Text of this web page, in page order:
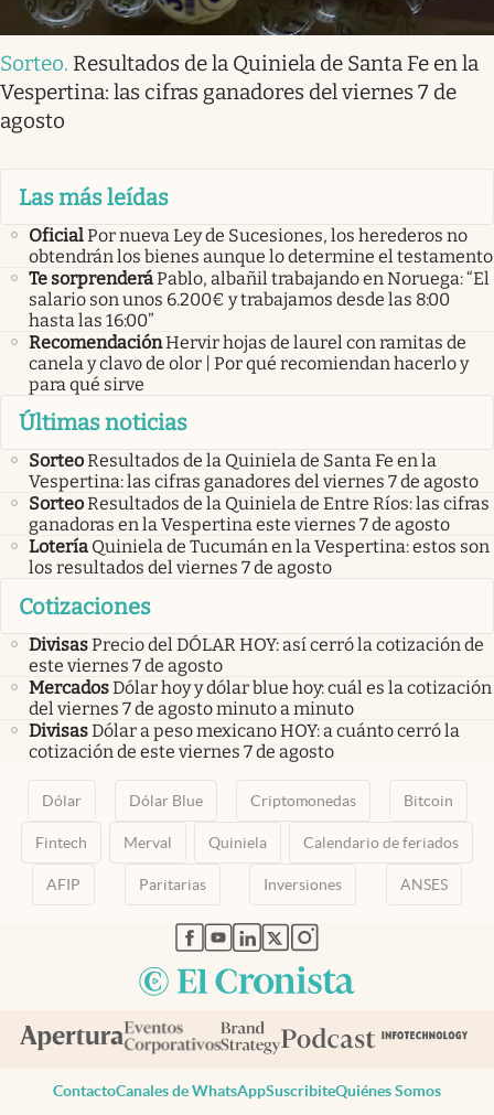
Sorteo. Resultados de la Quiniela de Santa Fe en la
Vespertina: las cifras ganadores del viernes 7 de
agosto
Las más leídas
OficialPor nueva Ley de Sucesiones, los herederos no
obtendrán los bienes aunque lo determine el testamento
Te sorprenderáPablo, albañil trabajando en Noruega: “El
salario son unos 6.200€ y trabajamos desde las 8:00
hasta las 16:00”
RecomendaciónHervir hojas de laurel con ramitas de
canela y clavo de olor | Por qué recomiendan hacerlo y
para qué sirve
Últimas noticias
SorteoResultados de la Quiniela de Santa Fe en la
Vespertina: las cifras ganadores del viernes 7 de agosto
SorteoResultados de la Quiniela de Entre Ríos: las cifras
ganadoras en la Vespertina este viernes 7 de agosto
Lotería Quiniela de Tucumán en la Vespertina: estos son
los resultados del viernes 7 de agosto
Cotizaciones
DivisasPrecio del DÓLAR HOY: así cerró la cotización de
este viernes 7 de agosto
MercadosDólar hoy y dólar blue hoy: cuál es la cotización
del viernes 7 de agosto minuto a minuto
DivisasDólar a peso mexicano HOY: a cuánto cerró la
cotización de este viernes 7 de agosto
Dólar Dólar Blue Criptomonedas Bitcoin
Fintech Merval Quiniela Calendario de feriados
AFIP Paritarias Inversiones ANSES
abre en nueva pestaña
abre en nueva pestaña
abre en nueva pestaña
abre en nueva pestaña
abre en nueva pestaña
ContactoCanales de WhatsAppSuscribiteQuiénes Somos